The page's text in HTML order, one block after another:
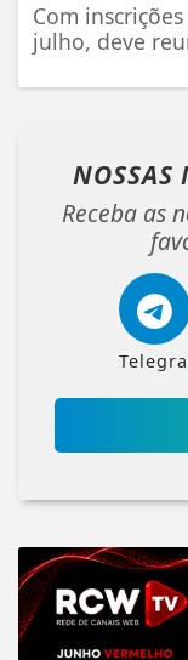
Com
julho, deve
NOSSAS
Receba as